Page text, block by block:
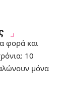
φορά και
10
μόνα